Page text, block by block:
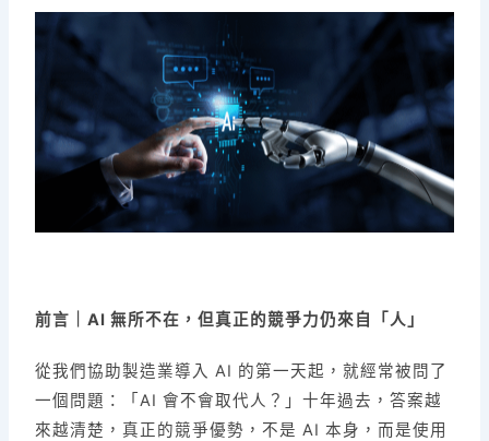
e
b
o
o
k
l
前言｜AI 無所不在，但真正的競爭力仍來自「人」
從我們協助製造業導入 AI 的第一天起，就經常被問了
一個問題：「AI 會不會取代人？」十年過去，答案越
來越清楚，真正的競爭優勢，不是 AI 本身，而是使用